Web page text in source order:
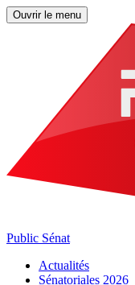
Ouvrir le menu
Public Sénat
Actualités
Sénatoriales 2026